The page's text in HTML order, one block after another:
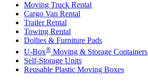
Moving Truck Rental
Cargo Van Rental
Trailer Rental
Towing Rental
Dollies & Furniture Pads
U-Box® Moving & Storage Containers
Self-Storage Units
Reusable Plastic Moving Boxes